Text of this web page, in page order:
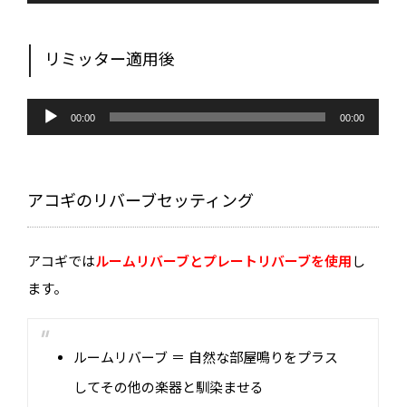
ヤ
リミッター適用後
音
プ
00:00 00:00
アコギのリバーブセッティング
アコギではルームリバーブとプレートリバーブを使用し
ます。
ルームリバーブ ＝ 自然な部屋鳴りをプラス
してその他の楽器と馴染ませる